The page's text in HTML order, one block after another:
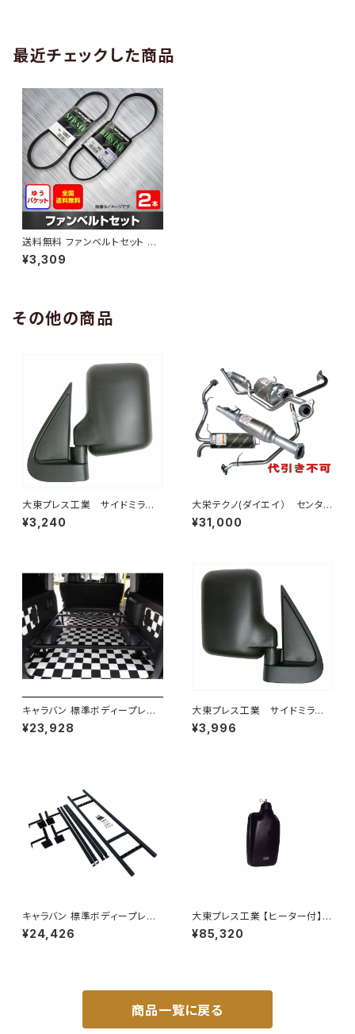
最近チェックした商品
送料無料 ファンベルトセット 日
産 パルサーセリエS-RV 型式F
NN15 H11.10～ （国内トップメ
¥3,309
その他の商品
大東プレス工業 サイドミラー/
バックミラー ダイハツ ハイ
ゼット トラック 左 99年～
¥3,240
大栄テクノ(ダイエイ） センタ
ーパイプ 'MMT-6497CP キッ
クス H59A 個人宅NG
¥31,000
キャラバン 標準ボディープレミ
アムＧＸ/ＧＸライダ～用ベッドキ
ットフレーム GZ100-1
¥23,928
大東プレス工業 サイドミラー/
バックミラー ダイハツ ハイ
ゼット トラック 右 99年～
¥3,996
キャラバン 標準ボディープレミ
アムＧＸ/ＧＸライダ～用ベッドキ
ットフレーム GZ100-1
¥24,426
大東プレス工業 【ヒーター付】ハ
イウェイリモコンミラー DI-712
1CXE
¥85,320
商品一覧に戻る